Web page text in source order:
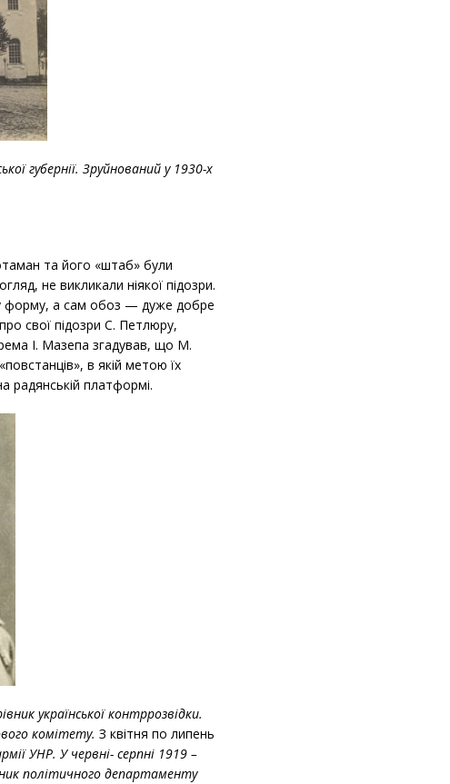
губернії. Зруйнований у 1930-х
та його «штаб» були
не викликали ніякої підозри.
форму, а сам обоз — дуже добре
свої підозри С. Петлюру,
І. Мазепа згадував, що М.
в якій метою їх
радянській платформі.
української контррозвідки.
комітету. З квітня по липень
УНР. У червні- серпні 1919 –
політичного департаменту